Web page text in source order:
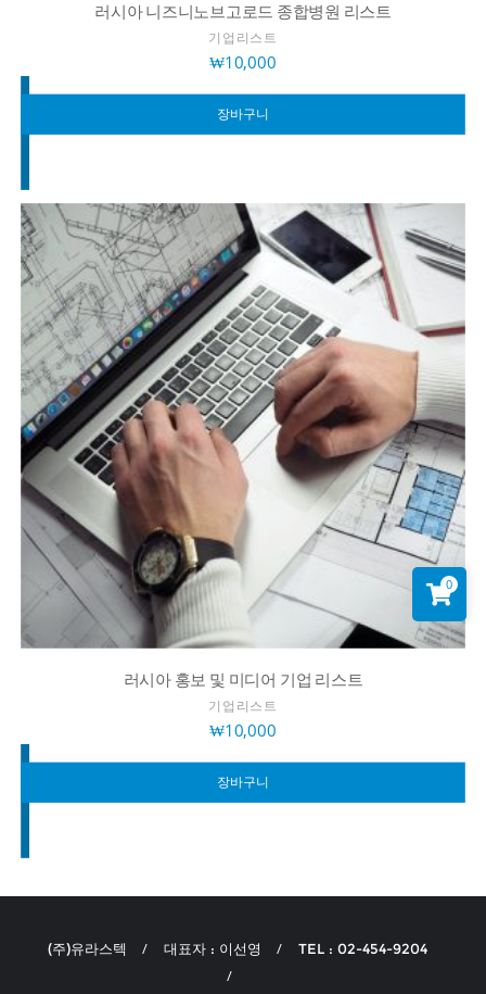
러시아 니즈니노브고로드 종합병원 리스트
기업리스트
₩10,000
장바구니
러시아 홍보 및 미디어 기업 리스트
기업리스트
₩10,000
장바구니
(주)유라스텍 대표자 : 이선영 TEL : 02-454-9204
0